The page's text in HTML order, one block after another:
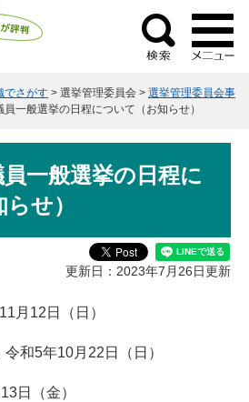
検
索
でさがす > 選挙管理委員会 > 選挙管理委員会事
一般選挙の日程について（お知らせ）
一般選挙の日程に
せ）
更新日：2023年7月26日更新
月12日（日）
和5年10月22日（日）
日（金）